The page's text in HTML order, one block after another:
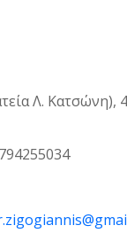
Λ. Κατσώνη),